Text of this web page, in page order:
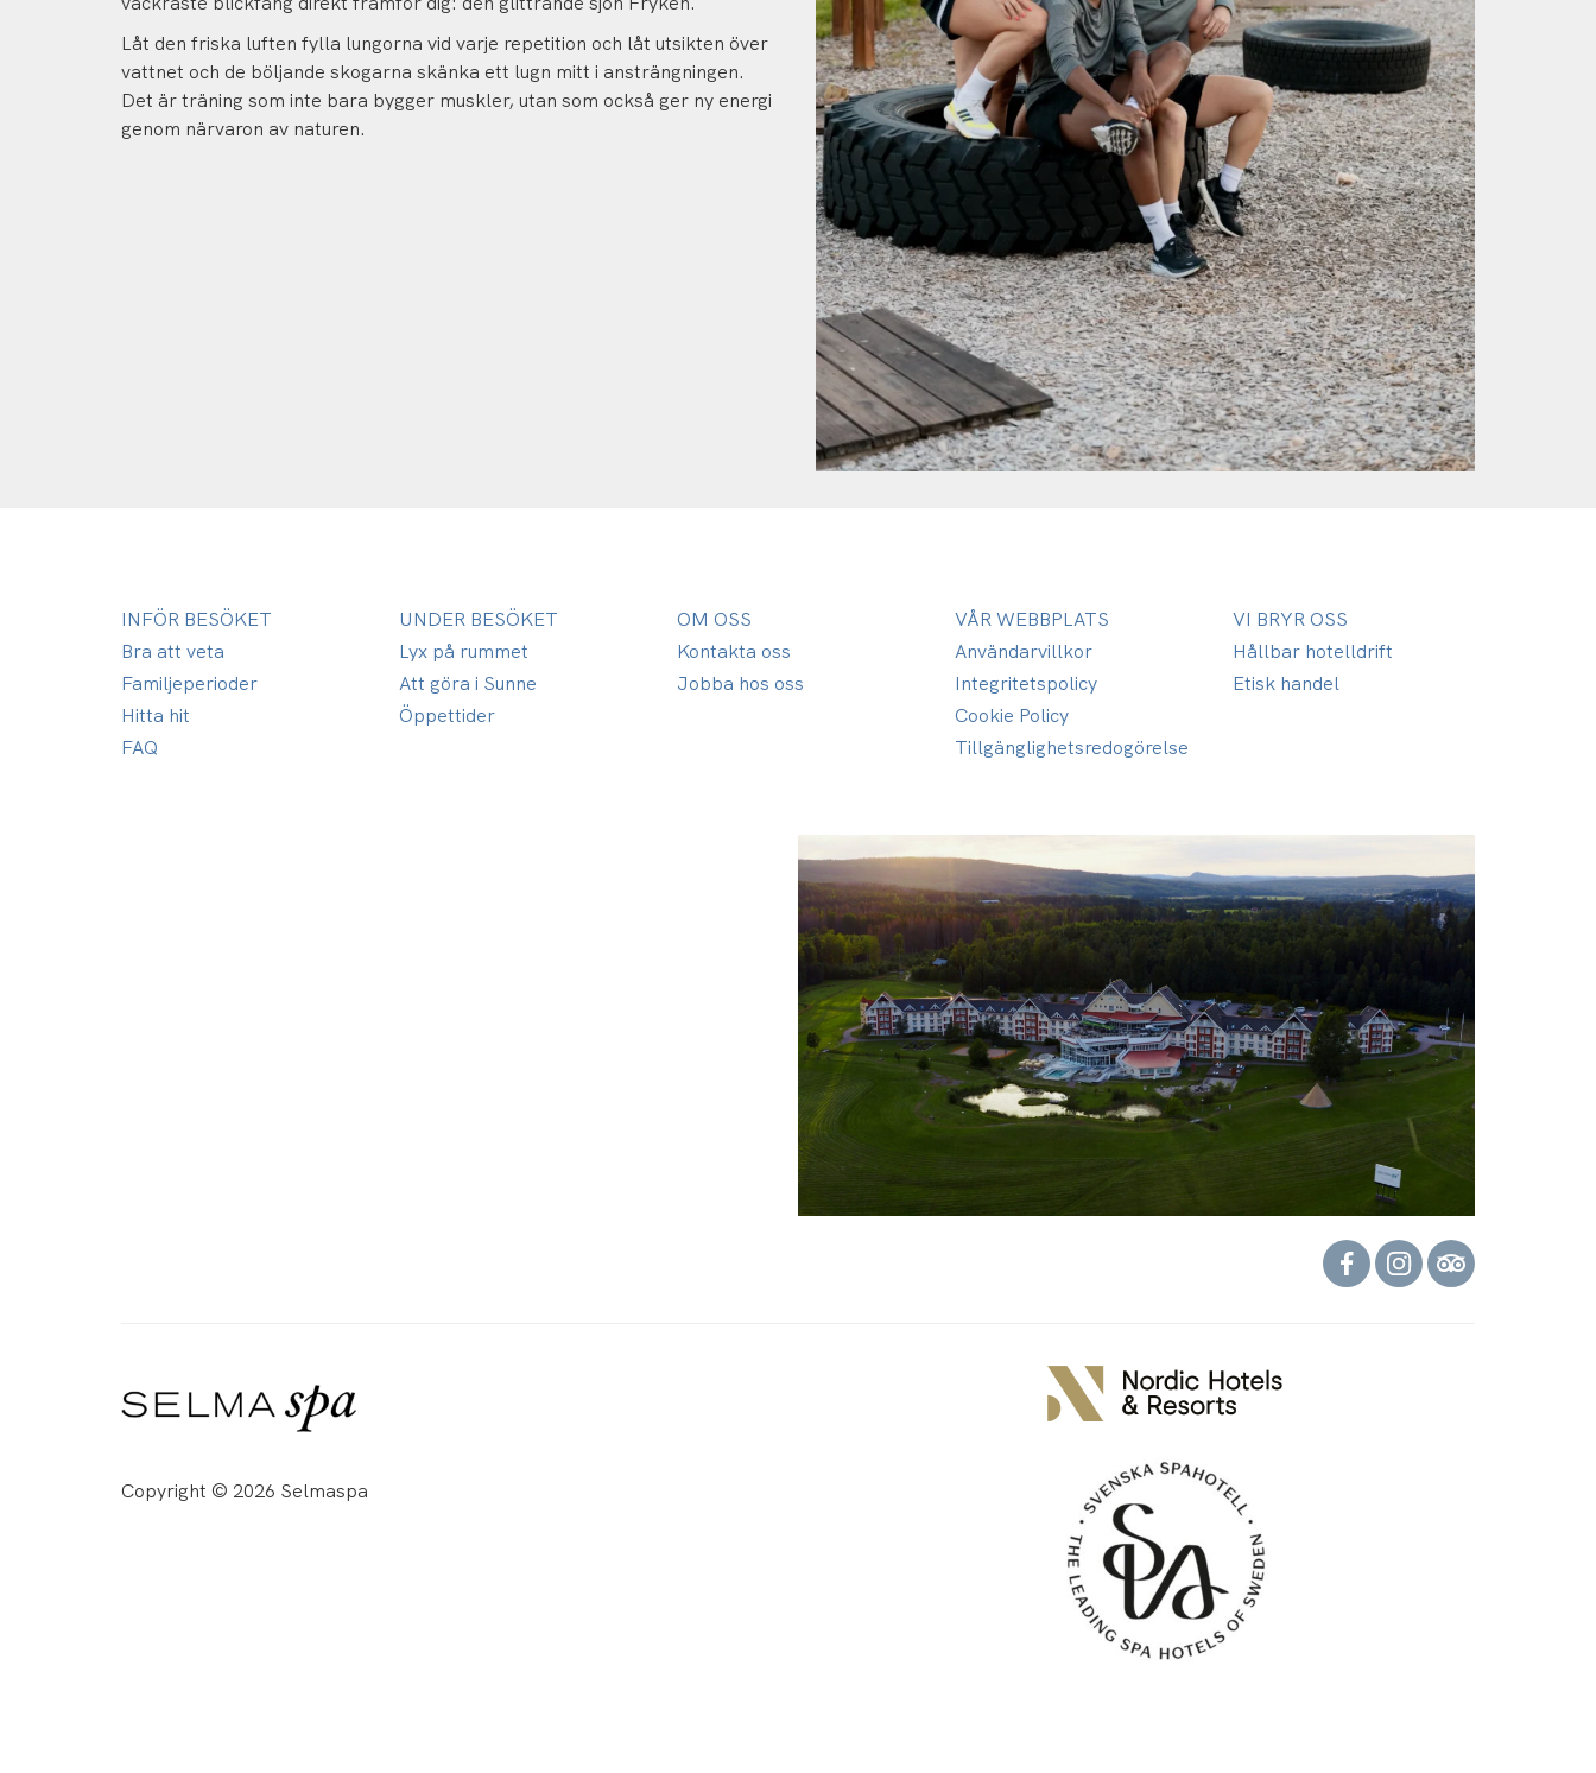
Låt den friska luften fylla lungorna vid varje repetition och låt utsikten över
vattnet och de böljande skogarna skänka ett lugn mitt i ansträngningen.
Det är träning som inte bara bygger muskler, utan som också ger ny energi
genom närvaron av naturen.
INFÖR BESÖKET
Bra att veta
Familjeperioder
Hitta hit
FAQ
UNDER BESÖKET
Lyx på rummet
Att göra i Sunne
Öppettider
OM OSS
Kontakta oss
Jobba hos oss
VÅR WEBBPLATS
Användarvillkor
Integritetspolicy
Cookie Policy
Tillgänglighets­redogörelse
VI BRYR OSS
Hållbar hotelldrift
Etisk handel
Copyright © 2026 Selmaspa